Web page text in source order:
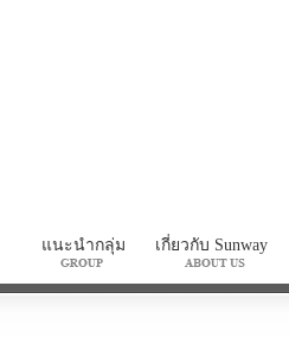
แนะนำกลุ่ม เกี่ยวกับ Sunway